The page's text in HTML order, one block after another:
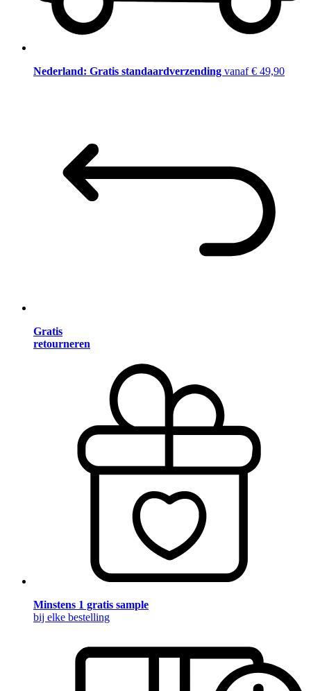
Nederland: Gratis standaardverzending vanaf € 49,90
Gratis
retourneren
Minstens 1 gratis sample
bij elke bestelling